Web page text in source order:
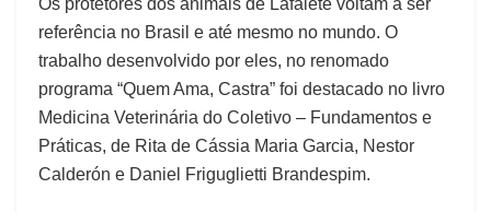
Os protetores dos animais de Lafaiete voltam a ser
referência no Brasil e até mesmo no mundo. O
trabalho desenvolvido por eles, no renomado
programa “Quem Ama, Castra” foi destacado no livro
Medicina Veterinária do Coletivo – Fundamentos e
Práticas, de Rita de Cássia Maria Garcia, Nestor
Calderón e Daniel Friguglietti Brandespim.